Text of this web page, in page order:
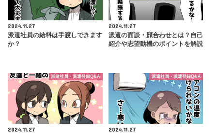
2024.11.27
派遣社員の給料は手渡しできます
か？
2024.11.27
派遣の面談・顔合わせとは？自己
紹介や志望動機のポイントを解説
派遣社員・派遣登録Q&A
2024.11.27
派遣社員・派遣登録Q&A
2024.11.27